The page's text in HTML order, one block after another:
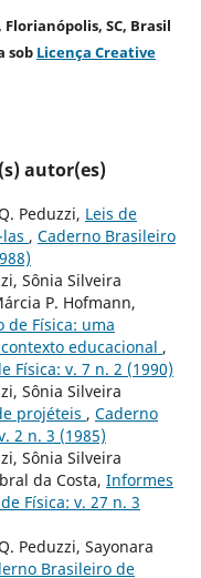
SC, Brasil
sob Licença Creative
autor(es)
Peduzzi, Leis de
, Caderno Brasileiro
Sônia Silveira
P. Hofmann,
de Física: uma
educacional ,
Física: v. 7 n. 2 (1990)
Sônia Silveira
projéteis , Caderno
2 n. 3 (1985)
Sônia Silveira
da Costa, Informes
Física: v. 27 n. 3
Peduzzi, Sayonara
Brasileiro de